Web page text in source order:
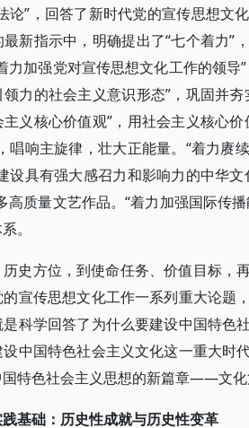
论”，回答了新时代党的宣传思想文
新指示中，明确提出了“七个着力”
力加强党对宣传思想文化工作的领
力的社会主义意识形态”，巩固并
义核心价值观”，用社会主义核心
唱响主旋律，壮大正能量。“着力赓
设具有强大感召力和影响力的中华
高质量文艺作品。“着力加强国际传
。
史方位，到使命任务、价值目标，
宣传思想文化工作一系列重大论题
科学回答了为什么要建设中国特色
中国特色社会主义文化这一重大时
特色社会主义思想的新篇章——文化
基础：历史性成就与历史性变革